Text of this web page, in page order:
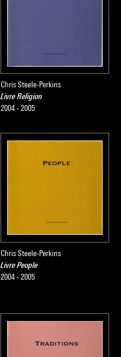
Chris Steele-Perkins
Livre Religion
2004 - 2005
Chris Steele-Perkins
Livre People
2004 - 2005